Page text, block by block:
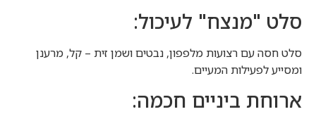
סלט "מנצח" לעיכול:
סלט חסה עם רצועות מלפפון, נבטים ושמן זית – קל, מרענן
ומסייע לפעילות המעיים.
ארוחת ביניים חכמה: